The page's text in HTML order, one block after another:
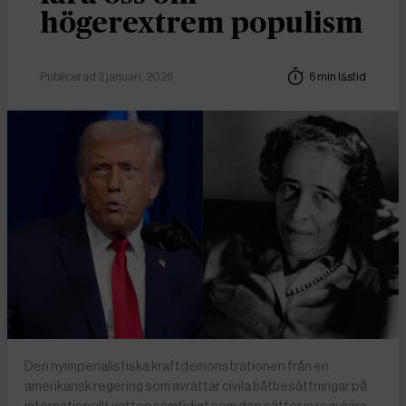
högerextrem populism
Publicerad 2 januari, 2026 6 min lästid
Den nyimperialistiska kraftdemonstrationen från en
amerikansk regering som avrättar civila båtbesättningar på